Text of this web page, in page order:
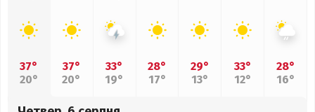
37°
20°
37°
20°
33°
19°
28°
17°
29°
13°
33°
12°
28°
16°